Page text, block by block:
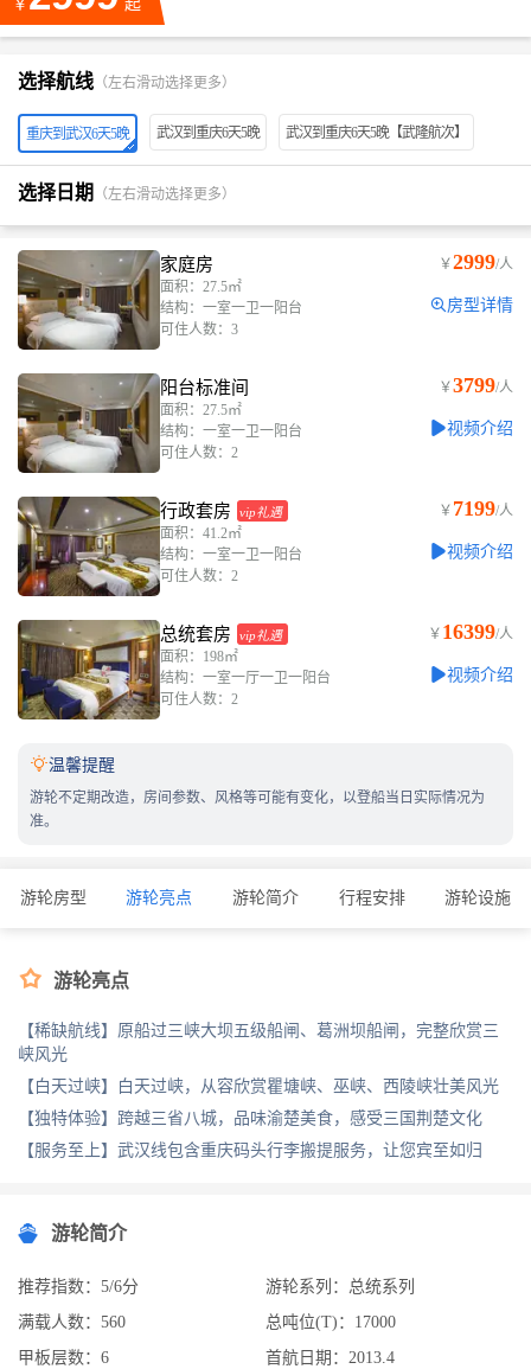
￥ 起
选择航线 （左右滑动选择更多）
重庆到武汉6天5晚 武汉到重庆6天5晚 武汉到重庆6天5晚【武隆航次】
选择日期 （左右滑动选择更多）
家庭房
面积：27.5㎡
结构：一室一卫一阳台
可住人数：3
￥2999/人
房型详情
阳台标准间
面积：27.5㎡
结构：一室一卫一阳台
可住人数：2
￥3799/人
视频介绍
行政套房 vip礼遇
面积：41.2㎡
结构：一室一卫一阳台
可住人数：2
￥ 7199/人
视频介绍
总统套房 vip礼遇
面积：198㎡
结构：一室一厅一卫一阳台
可住人数：2
￥ 16399/人
视频介绍
温馨提醒
游轮不定期改造，房间参数、风格等可能有变化，以登船当日实际情况为
准。
游轮房型 游轮亮点 游轮简介 行程安排 游轮设施
 游轮亮点
【稀缺航线】原船过三峡大坝五级船闸、葛洲坝船闸，完整欣赏三
峡风光
【白天过峡】白天过峡，从容欣赏瞿塘峡、巫峡、西陵峡壮美风光
【独特体验】跨越三省八城，品味渝楚美食，感受三国荆楚文化
【服务至上】武汉线包含重庆码头行李搬提服务，让您宾至如归
游轮简介
推荐指数：5/6分
游轮系列：总统系列
满载人数：560
总吨位(T)：17000
甲板层数：6
首航日期：2013.4